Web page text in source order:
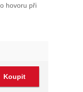
hovoru při
Koupit